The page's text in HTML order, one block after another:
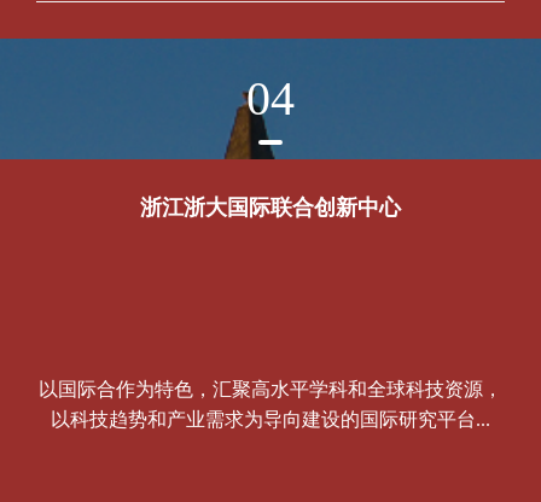
04
浙江浙大国际联合创新中心
以国际合作为特色，汇聚高水平学科和全球科技资源，
以科技趋势和产业需求为导向建设的国际研究平台...